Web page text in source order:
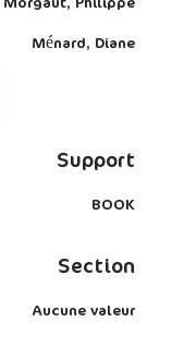
Ménard, Diane
Support
BOOK
Section
Aucune valeur